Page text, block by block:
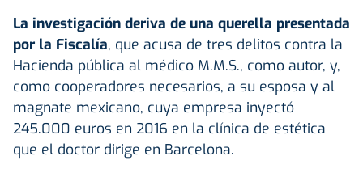
La investigación deriva de una querella presentada
por la Fiscalía, que acusa de tres delitos contra la
Hacienda pública al médico M.M.S., como autor, y,
como cooperadores necesarios, a su esposa y al
magnate mexicano, cuya empresa inyectó
245.000 euros en 2016 en la clínica de estética
que el doctor dirige en Barcelona.